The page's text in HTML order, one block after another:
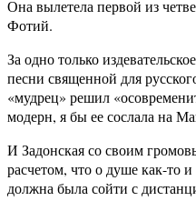
Она вылетела первой из
Фотий.
За одно только
песни священной для
«мудрец» решил
модерн, я бы ее сослала на
И Задонская со своим
расчетом, что о душе как-то
должна была сойти с